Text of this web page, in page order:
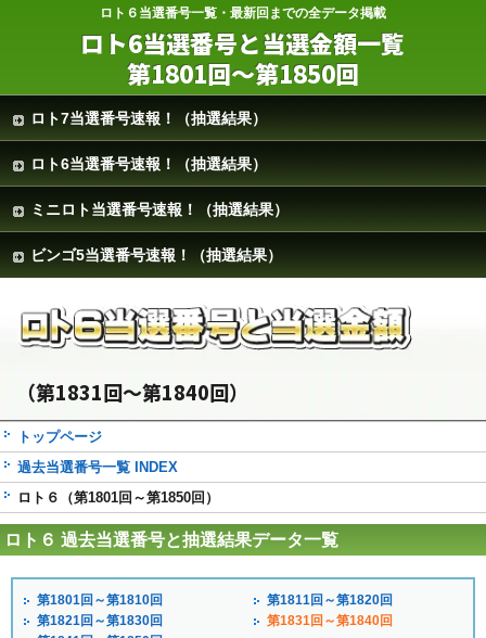
ロト６当選番号一覧・最新回までの全データ掲載
ロト6当選番号と当選金額一覧
第1801回～第1850回
ロト7当選番号速報！（抽選結果）
ロト6当選番号速報！（抽選結果）
ミニロト当選番号速報！（抽選結果）
ビンゴ5当選番号速報！（抽選結果）
（第1831回～第1840回）
トップページ
過去当選番号一覧 INDEX
ロト６（第1801回～第1850回）
ロト６ 過去当選番号と抽選結果データ一覧
第1801回～第1810回
第1811回～第1820回
第1821回～第1830回
第1831回～第1840回